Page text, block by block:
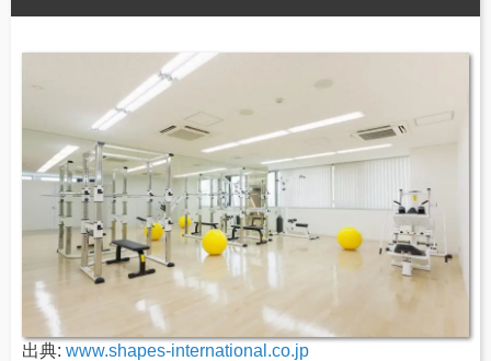
出典: www.shapes-international.co.jp